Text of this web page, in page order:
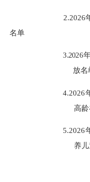
2.2026
名单
3.2026
放名
4.2026
高
5.2026
养